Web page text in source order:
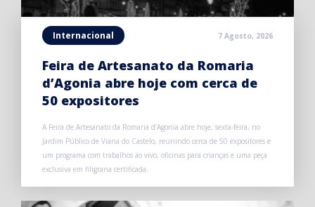
Internacional 7 Agosto, 2026
Feira de Artesanato da Romaria
d’Agonia abre hoje com cerca de
50 expositores
A Feira de Artesanato da Romaria d’Agonia abre hoje, sexta-feira, no
Jardim Público de Viana do Castelo, reunindo cerca de 50 expositores e
um programa com trabalhos ao vivo, oficinas para crianças e uma peça
exclusiva em filigrana certificada.